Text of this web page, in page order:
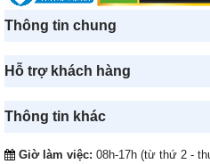
Thông tin chung
Hỗ trợ khách hàng
Thông tin khác
Giờ làm việc: 08h-17h (từ thứ 2 -